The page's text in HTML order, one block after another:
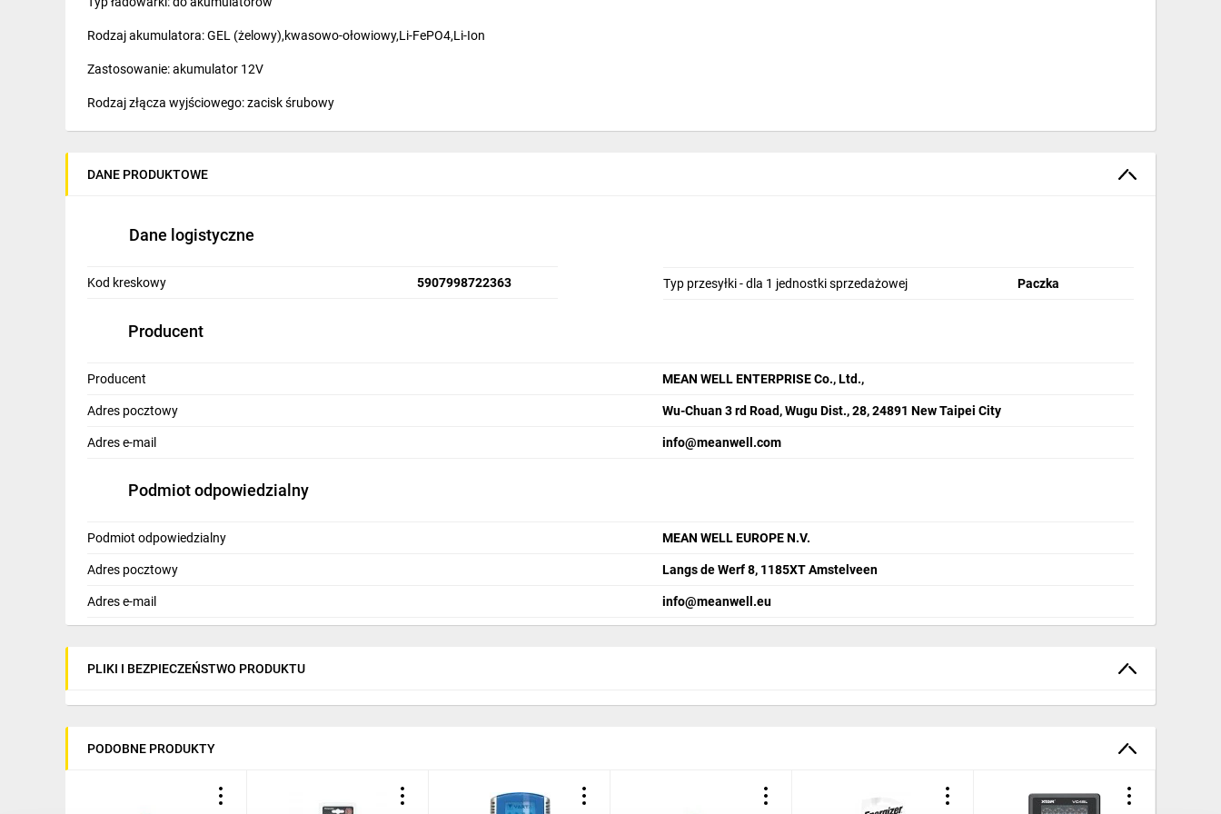
IT, GSM
Elektromobilność
Wentylacja i rekuperacja
Rodzaj akumulatora: GEL (żelowy),kwasowo-ołowiowy,Li-FePO4,Li-Ion
Zastosowanie: akumulator 12V
Rodzaj złącza wyjściowego: zacisk śrubowy
Zawartość zestawu: bez kabla zasilającego
Producent: MEAN WELL
DANE PRODUKTOWE
Dane logistyczne
Kod kreskowy 5907998722363 Typ przesyłki - dla 1 jednostki sprzedażowej Paczka
Producent
Producent MEAN WELL ENTERPRISE Co., Ltd.,
Adres pocztowy Wu-Chuan 3 rd Road, Wugu Dist., 28, 24891 New Taipei City
Adres e-mail info@meanwell.com
Podmiot odpowiedzialny
Podmiot odpowiedzialny MEAN WELL EUROPE N.V.
Adres pocztowy Langs de Werf 8, 1185XT Amstelveen
Adres e-mail info@meanwell.eu
PLIKI I BEZPIECZEŃSTWO PRODUKTU
PODOBNE PRODUKTY